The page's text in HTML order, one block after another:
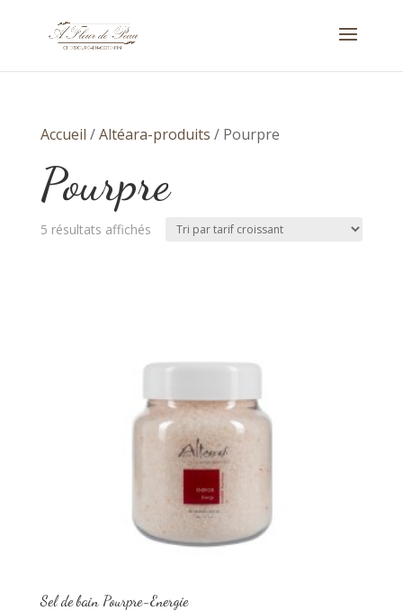
Accueil /Altéara-produits / Pourpre
Pourpre
5 résultats affichésTrié
Sel de bain Pourpre-Energie